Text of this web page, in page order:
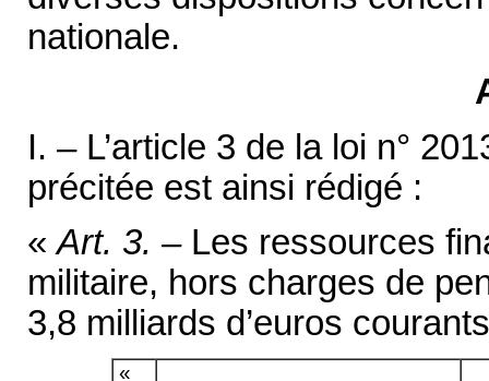
nationale.
I. – L’article 3 de la loi n°
précitée est ainsi rédigé :
«Art. 3. – Les ressources
militaire, hors charges de
3,8 milliards d’euros
«